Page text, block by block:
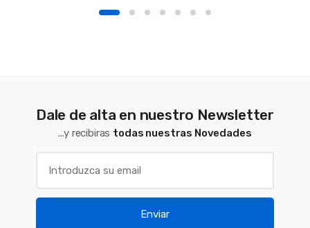
Dale de alta en nuestro Newsletter
...y recibiras todas nuestras Novedades
Enviar